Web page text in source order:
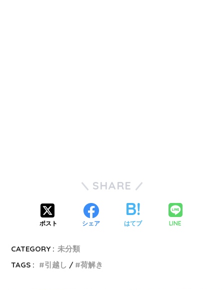
SHARE
ポスト シェア はてブ LINE
CATEGORY : 未分類
TAGS :
引越し 荷解き